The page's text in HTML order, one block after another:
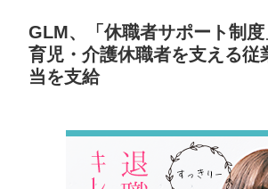
GLM、「休職者サポート制度
育児・介護休職者を支える従
当を支給